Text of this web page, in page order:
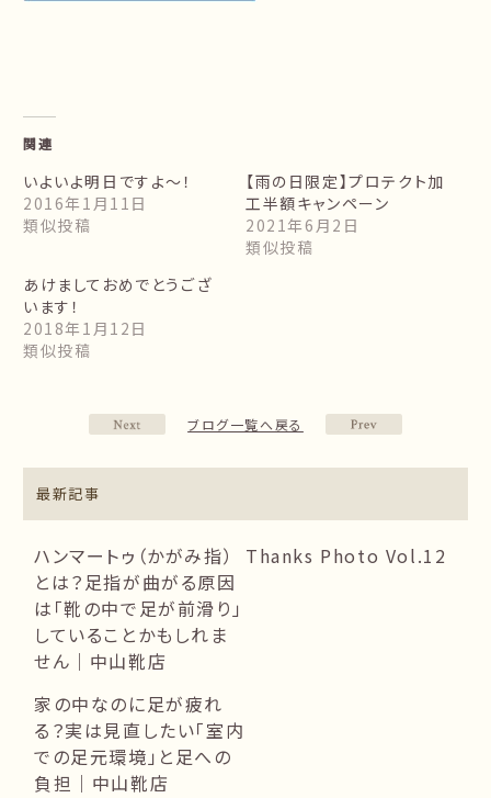
関連
いよいよ明日ですよ～！
2016年1月11日
類似投稿
【雨の日限定】プロテクト加
工半額キャンペーン
2021年6月2日
類似投稿
あけましておめでとうござ
います！
2018年1月12日
類似投稿
ブログ一覧へ戻る
最新記事
ハンマートゥ（かがみ指）
とは？足指が曲がる原因
は「靴の中で足が前滑り」
していることかもしれま
せん｜中山靴店
Thanks Photo Vol.12
家の中なのに足が疲れ
る？実は見直したい「室内
での足元環境」と足への
負担｜中山靴店